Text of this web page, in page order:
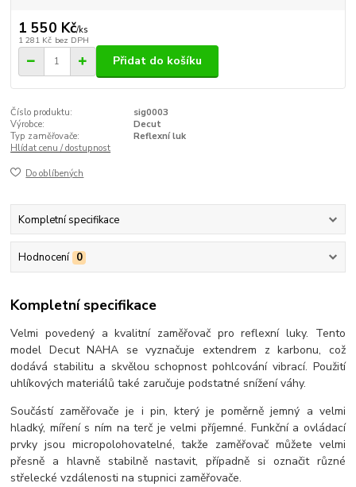
1 550 Kč/ks
1 281 Kč bez DPH
Přidat do košíku
Číslo produktu:
sig0003
Výrobce:
Decut
Typ zaměřovače:
Reflexní luk
Hlídat cenu / dostupnost
Do oblíbených
Kompletní specifikace
Hodnocení 0
Kompletní specifikace
Velmi povedený a kvalitní zaměřovač pro reflexní luky. Tento
model Decut NAHA se vyznačuje extendrem z karbonu, což
dodává stabilitu a skvělou schopnost pohlcování vibrací. Použití
uhlíkových materiálů také zaručuje podstatné snížení váhy.
Součástí zaměřovače je i pin, který je poměrně jemný a velmi
hladký, míření s ním na terč je velmi příjemné. Funkční a ovládací
prvky jsou micropolohovatelné, takže zaměřovač můžete velmi
přesně a hlavně stabilně nastavit, případně si označit různé
střelecké vzdálenosti na stupnici zaměřovače.